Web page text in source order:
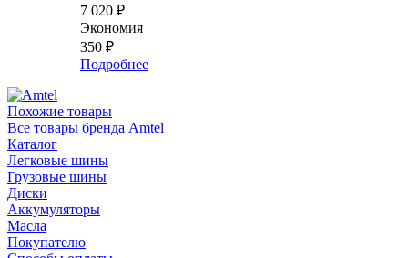
7 020 ₽
Экономия
350 ₽
Подробнее
Похожие товары
Все товары бренда Amtel
Каталог
Легковые шины
Грузовые шины
Диски
Аккумуляторы
Масла
Покупателю